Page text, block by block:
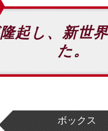
起し、新世
た。
ボックス